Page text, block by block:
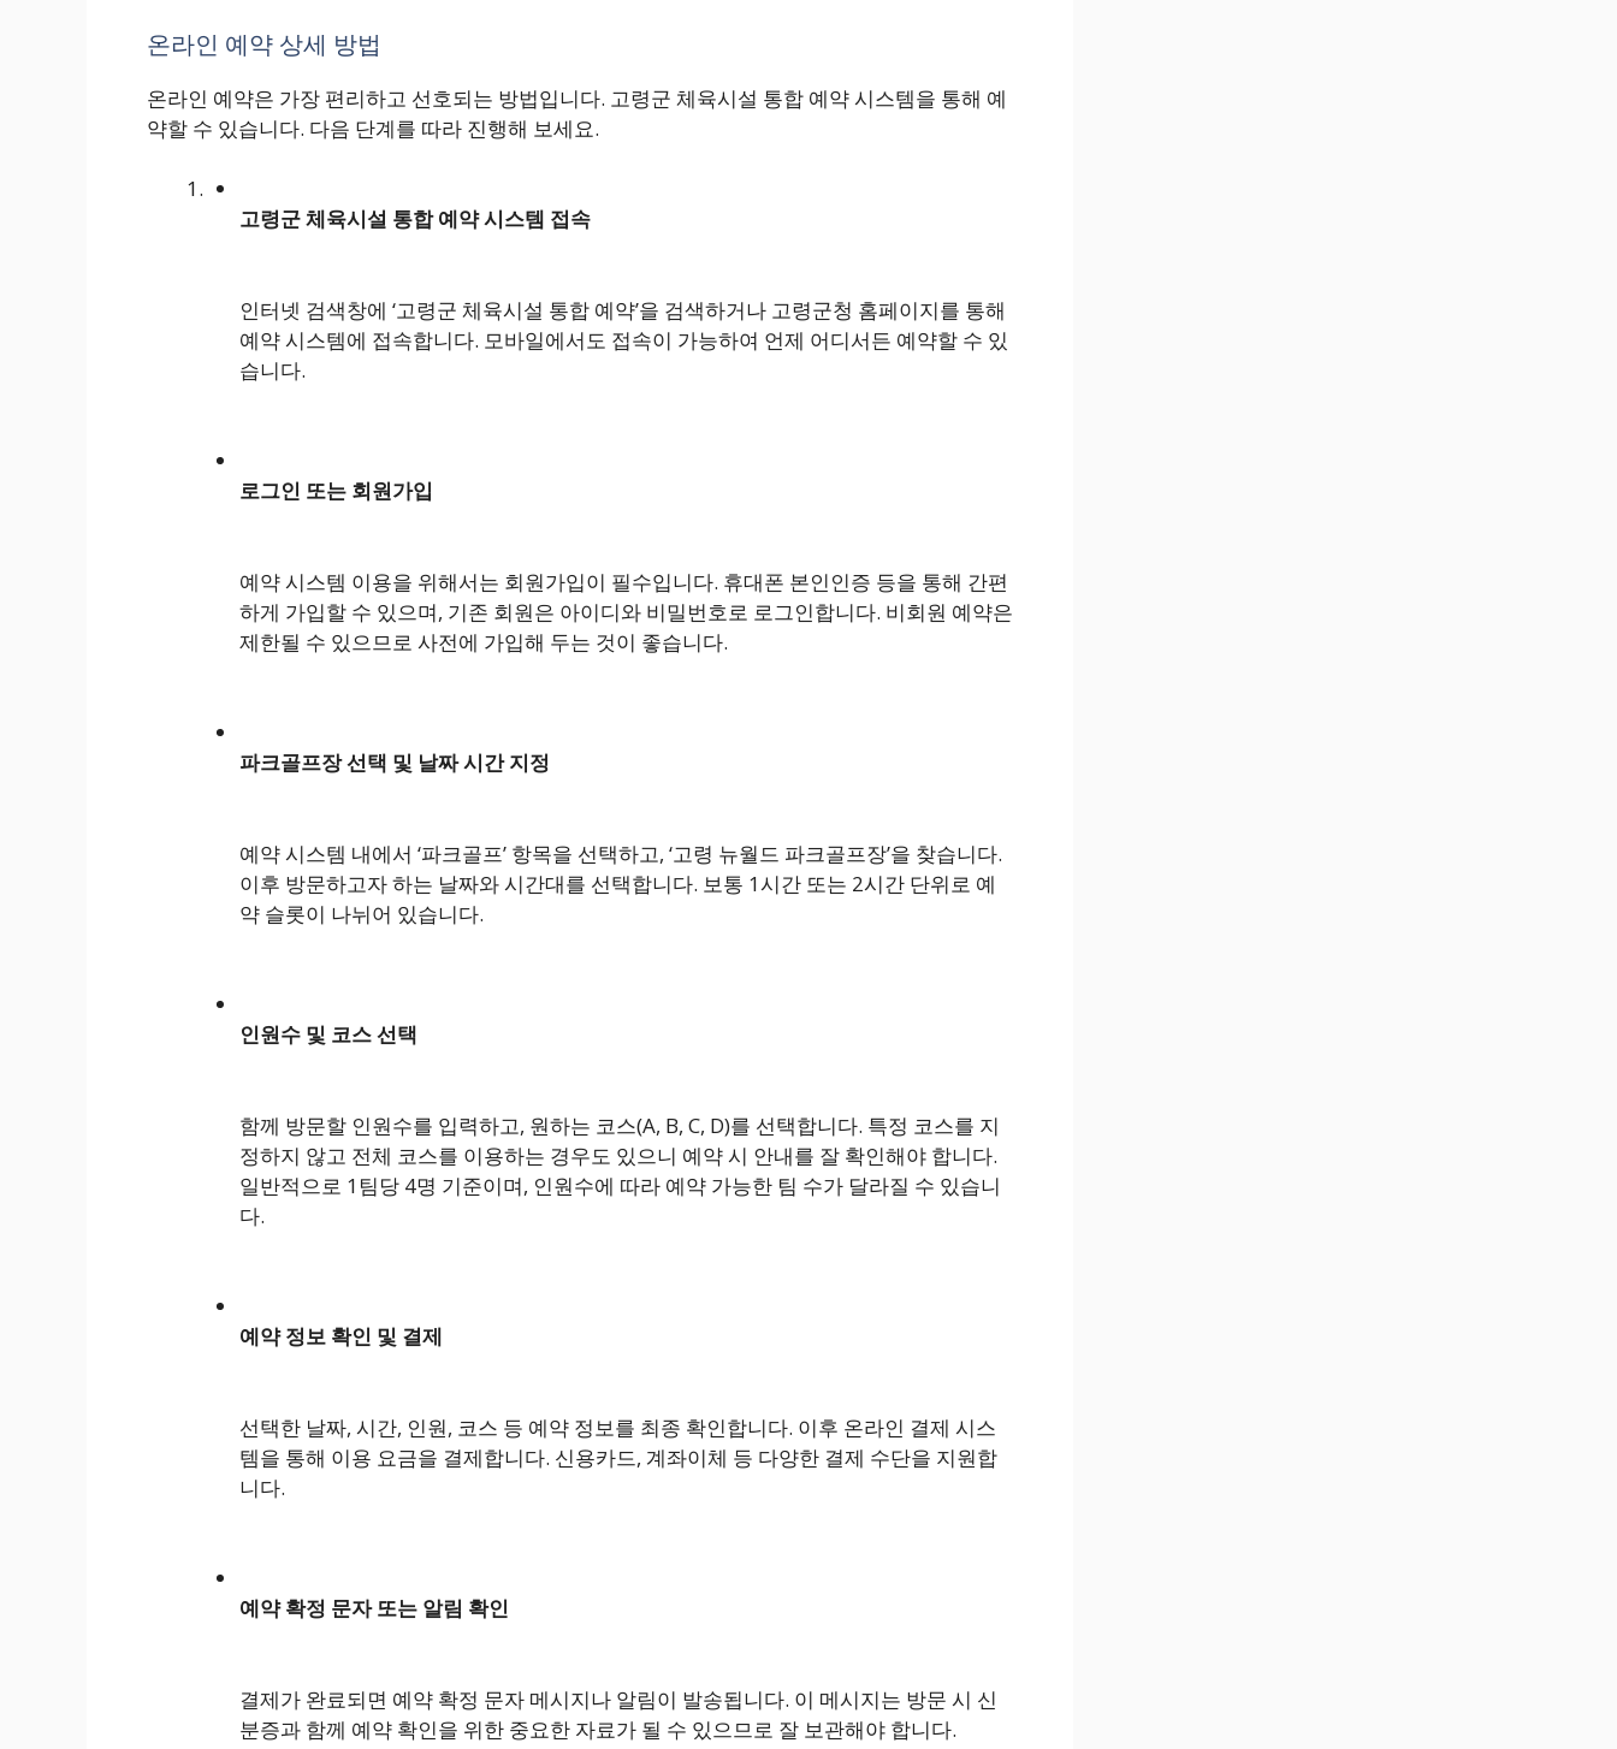
온라인 예약 상세 방법
온라인 예약은 가장 편리하고 선호되는 방법입니다. 고령군 체육시설 통합 예약 시스템을 통해 예
약할 수 있습니다. 다음 단계를 따라 진행해 보세요.
고령군 체육시설 통합 예약 시스템 접속
인터넷 검색창에 ‘고령군 체육시설 통합 예약’을 검색하거나 고령군청 홈페이지를 통해
예약 시스템에 접속합니다. 모바일에서도 접속이 가능하여 언제 어디서든 예약할 수 있
습니다.
로그인 또는 회원가입
예약 시스템 이용을 위해서는 회원가입이 필수입니다. 휴대폰 본인인증 등을 통해 간편
하게 가입할 수 있으며, 기존 회원은 아이디와 비밀번호로 로그인합니다. 비회원 예약은
제한될 수 있으므로 사전에 가입해 두는 것이 좋습니다.
파크골프장 선택 및 날짜 시간 지정
예약 시스템 내에서 ‘파크골프’ 항목을 선택하고, ‘고령 뉴월드 파크골프장’을 찾습니다.
이후 방문하고자 하는 날짜와 시간대를 선택합니다. 보통 1시간 또는 2시간 단위로 예
약 슬롯이 나뉘어 있습니다.
인원수 및 코스 선택
함께 방문할 인원수를 입력하고, 원하는 코스(A, B, C, D)를 선택합니다. 특정 코스를 지
정하지 않고 전체 코스를 이용하는 경우도 있으니 예약 시 안내를 잘 확인해야 합니다.
일반적으로 1팀당 4명 기준이며, 인원수에 따라 예약 가능한 팀 수가 달라질 수 있습니
다.
예약 정보 확인 및 결제
선택한 날짜, 시간, 인원, 코스 등 예약 정보를 최종 확인합니다. 이후 온라인 결제 시스
템을 통해 이용 요금을 결제합니다. 신용카드, 계좌이체 등 다양한 결제 수단을 지원합
니다.
예약 확정 문자 또는 알림 확인
결제가 완료되면 예약 확정 문자 메시지나 알림이 발송됩니다. 이 메시지는 방문 시 신
분증과 함께 예약 확인을 위한 중요한 자료가 될 수 있으므로 잘 보관해야 합니다.